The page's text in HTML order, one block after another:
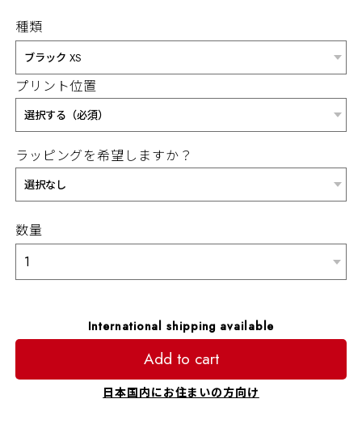
種類
プリント位置
ラッピングを希望しますか？
数量
International shipping available
Add to cart
日本国内にお住まいの方向け